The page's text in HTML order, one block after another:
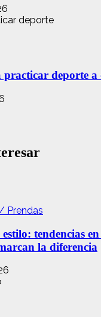
practicar deporte
Prendas
tendencias
la diferencia